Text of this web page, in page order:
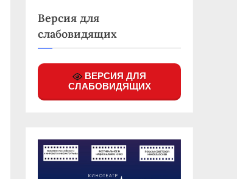
Версия для
слабовидящих
ВЕРСИЯ ДЛЯ
СЛАБОВИДЯЩИХ